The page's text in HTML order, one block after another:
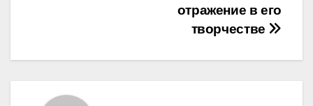
отражение в его
творчестве